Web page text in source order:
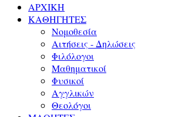
ΑΡΧΙΚΗ
ΚΑΘΗΓΗΤΕΣ
Νομοθεσία
Αιτήσεις - Δηλώσεις
Φιλόλογοι
Μαθηματικοί
Φυσικοί
Αγγλικών
Θεολόγοι